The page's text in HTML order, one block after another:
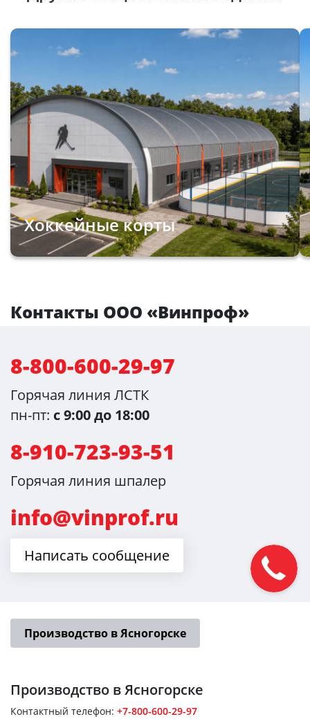
Хоккейные корты
Контакты ООО «Винпроф»
8-800-600-29-97
Горячая линия ЛСТК
пн-пт: с 9:00 до 18:00
8-910-723-93-51
Горячая линия шпалер
info@vinprof.ru
Написать сообщение
Производство в Ясногорске
Производство в Ясногорске
Контактный телефон: +7-800-600-29-97